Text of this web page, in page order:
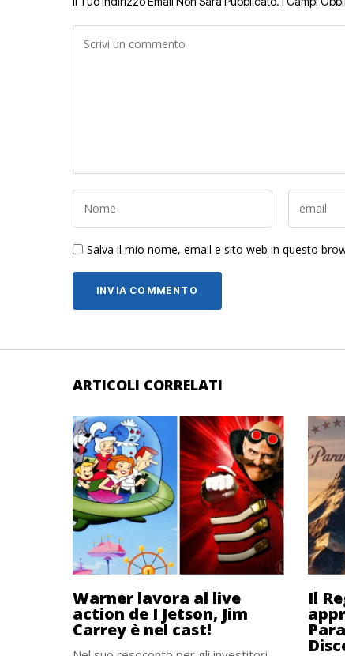
Salva il mio nome, email e sito web in questo
ARTICOLI CORRELATI
Warner lavora al live
action de I Jetson, Jim
Carrey è nel cast!
Il